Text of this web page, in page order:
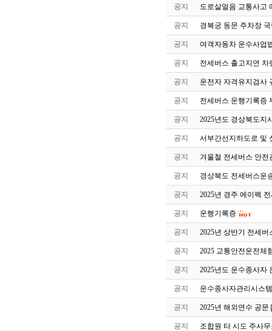
공지 도로살얼음 교통사고
공지 경복궁 동문 주차장
공지 여객자동차 운수사업
공지 전세버스 출고지연 차
공지 운전자 자격유지검사
공지 전세버스 운행기록증
공지 2025년도 경상북도지
공지 서부간선지하도로 및
공지 겨울철 전세버스 안전
공지 경상북도 전세버스운
공지 2025년 경주 에이펙
공지 운행기록증
공지 2025년 상반기 전세
공지 2025 교통안전운전체
공지 2025년도 운수종사자
공지 운수종사자관리시스
공지 2025년 해외연수 공문
공지 조합원 타 시도 주사